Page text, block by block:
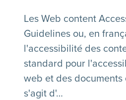
Les Web content
Guidelines ou, en
l'accessibilité des
standard pour
web et des documents
s'agit d'…